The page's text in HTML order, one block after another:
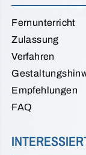
Fernunterricht
Zulassung
Verfahren
Empfehlungen
FAQ